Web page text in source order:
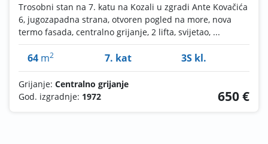
Trosobni stan na 7. katu na Kozali u zgradi Ante Kovačića
6, jugozapadna strana, otvoren pogled na more, nova
termo fasada, centralno grijanje, 2 lifta, svijetao, ...
64 m2 7. kat 3S kl.
Grijanje: Centralno grijanje
God. izgradnje: 1972 650 €